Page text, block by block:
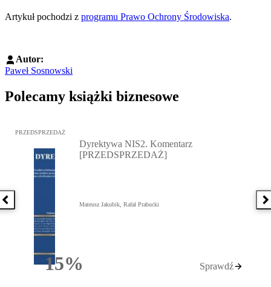
Artykuł pochodzi z programu Prawo Ochrony Środowiska.
Autor:
Paweł Sosnowski
Polecamy książki biznesowe
Poprzednia książka
Przejdź do: Dyrektywa NIS2. Komentarz [PRZEDSPRZEDAŻ],
PRZEDSPRZEDAŻ
15%Rabatu
Dyrektywa NIS2. Komentarz
[PRZEDSPRZEDAŻ]
Mateusz Jakubik, Rafał Prabucki
Sprawdź